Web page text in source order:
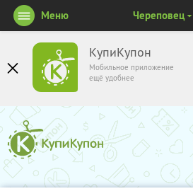
КупиКупон
Мобильное приложение
ещё удобнее
Меню Череповец